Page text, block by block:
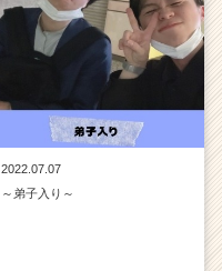
2022.07.07
～弟子入り～